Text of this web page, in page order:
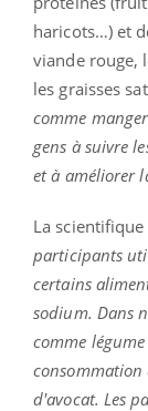
haricots…) et
viande rouge,
les graisses
comme
gens à suivre
et à améliorer
La
participants
certains
sodium. Dans
comme
consommation
d'avocat. Les